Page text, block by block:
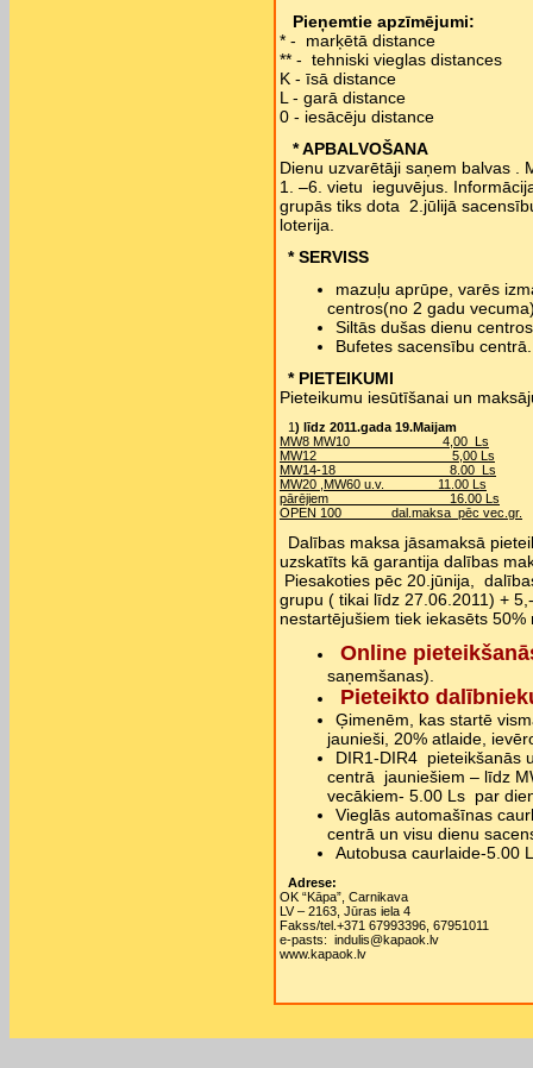
Pieņemtie apzīmējumi:
* - marķētā distance
** - tehniski vieglas distances
K - īsā distance
L - garā distance
0 - iesācēju distance
* APBALVOŠANA
Dienu uzvarētāji saņem balvas .
1. –6. vietu ieguvējus.
grupās tiks dota 2.jūlijā
loterija.
* SERVISS
mazuļu aprūpe, varēs
centros(no 2 gadu
Siltās dušas dienu
Bufetes sacensību centrā.
* PIETEIKUMI
Pieteikumu iesūtīšanai un
1) līdz 2011.gada 19.Maijam
MW8 MW10 4,00 Ls
MW12 5,00 Ls
MW14-18 8.00 Ls
MW20 ,MW60 u.v. 11.00 Ls
pārējiem 16.00 Ls
OPEN 100 dal.maksa pēc vec.gr.
Dalības maksa jāsamaksā
uzskatīts kā garantija dalības
Piesakoties pēc 20.jūnija,
grupu ( tikai līdz 27.06.2011) +
nestartējušiem tiek iekasēts
Online
saņemšanas).
Pieteikto
Ģimenēm, kas startē
jaunieši, 20% atlaide,
DIR1-DIR4 pieteikšanās
centrā jauniešiem – līdz
vecākiem- 5.00 Ls par
Vieglās automašīnas
centrā un visu dienu
Autobusa caurlaide-5.00
Adrese:
OK “Kāpa”, Carnikava
LV – 2163, Jūras iela 4
Fakss/tel.+371 67993396, 67951011
e-pasts: indulis@kapaok.lv
www.kapaok.lv